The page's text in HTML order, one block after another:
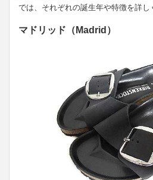
では、それぞれの誕生年や特徴を詳し
マドリッド（Madrid）